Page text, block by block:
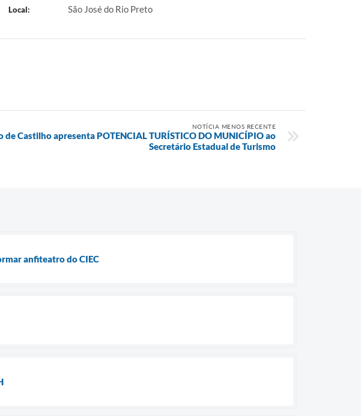
Local: São José do Rio Preto
NOTÍCIA MENOS RECENTE
de Castilho apresenta POTENCIAL TURÍSTICO DO MUNICÍPIO ao
Secretário Estadual de Turismo
anfiteatro do CIEC